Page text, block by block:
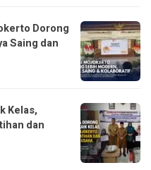
Dorong
Saing dan
Kelas,
dan